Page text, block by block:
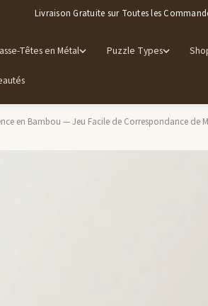
Livraison Gratuite sur Toutes les
Têtes en Métal Puzzle Types
en Bambou — Jeu Facile de Correspondance de